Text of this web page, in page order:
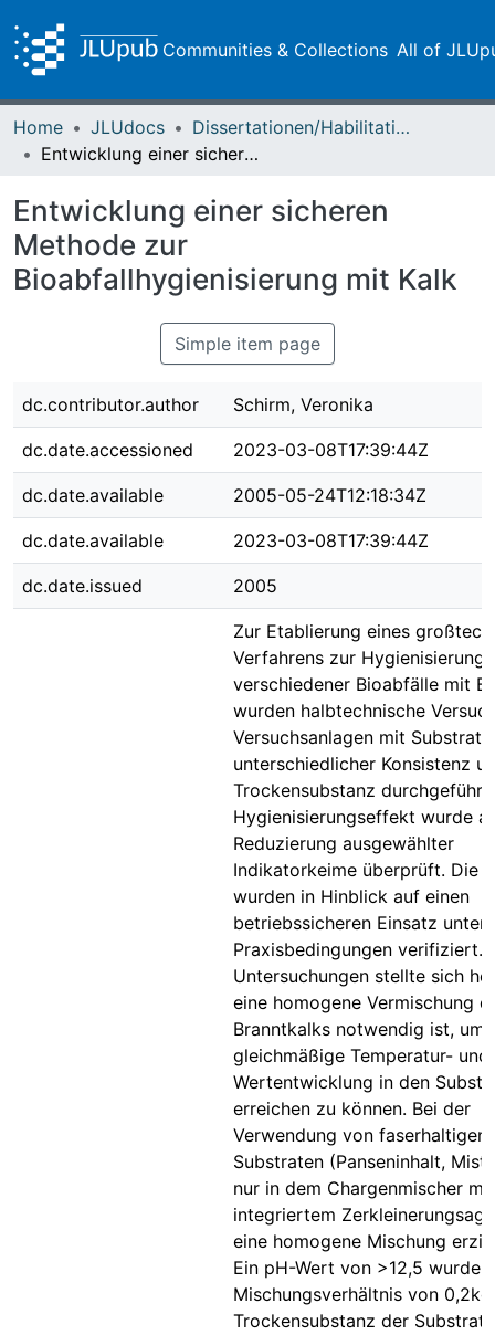
Communities & Collections All of
Home JLUdocs
Dissertationen/Habilitationen
Entwicklung einer sicheren Methode zur Bioabfallhygienisierung mit Kalk
Entwicklung einer sicheren
Methode zur
Bioabfallhygienisierung mit Kalk
Simple item page
dc.contributor.author Schirm, Veronika
dc.date.accessioned 2023-03-08T17:39:44Z
dc.date.available 2005-05-24T12:18:34Z
dc.date.available 2023-03-08T17:39:44Z
dc.date.issued 2005
Zur Etablierung eines
Verfahrens zur Hygienisierung
verschiedener Bioabfälle mit
wurden halbtechnische
Versuchsanlagen mit
unterschiedlicher Konsistenz
Trockensubstanz
Hygienisierungseffekt wurde
Reduzierung ausgewählter
Indikatorkeime überprüft. Die
wurden in Hinblick auf einen
betriebssicheren Einsatz unter
Praxisbedingungen verifiziert.
Untersuchungen stellte sich
eine homogene Vermischung
Branntkalks notwendig ist, um
gleichmäßige Temperatur-
Wertentwicklung in den
erreichen zu können. Bei der
Verwendung von faserhaltigen
Substraten (Panseninhalt,
nur in dem Chargenmischer mit
integriertem
eine homogene Mischung
Ein pH-Wert von >12,5 wurde
Mischungsverhältnis von
Trockensubstanz der